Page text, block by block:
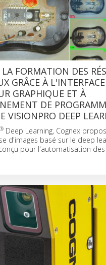
FORMATION DES
GRÂCE À L'INTERFACE
GRAPHIQUE ET À
DE
VISIONPRO DEEP
® Deep Learning, Cognex
d'images basé sur le deep
pour l'automatisation des